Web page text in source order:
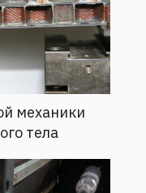
механики
тела